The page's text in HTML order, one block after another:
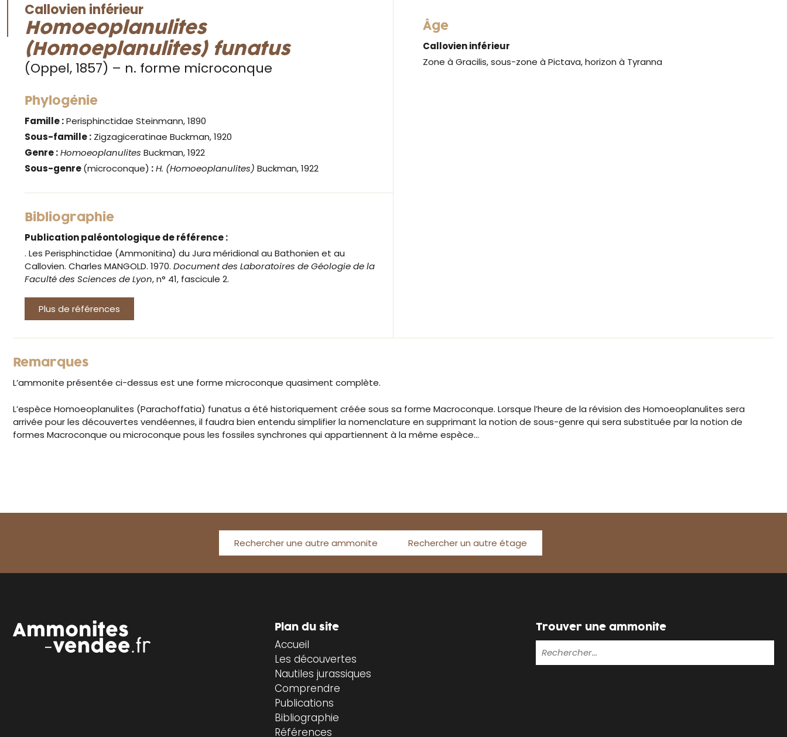
Callovien inférieur
Homoeoplanulites
(Homoeplanulites) funatus
(Oppel, 1857) – n. forme microconque
Phylogénie
Famille :Perisphinctidae Steinmann, 1890
Sous-famille : Zigzagiceratinae Buckman, 1920
Genre:Homoeoplanulites Buckman, 1922
Sous-genre(microconque) :H. (Homoeoplanulites) Buckman, 1922
Bibliographie
Publication paléontologique de référence :
. Les Perisphinctidae (Ammonitina) du Jura méridional au Bathonien et au
Callovien. Charles MANGOLD. 1970. Document des Laboratoires de Géologie de la
Faculté des Sciences de Lyon, n° 41, fascicule 2.
Plus de références
Âge
Callovien inférieur
Zone à Gracilis, sous-zone à Pictava, horizon à Tyranna
Remarques
L’ammonite présentée ci-dessus est une forme microconque quasiment complète.
L’espèce Homoeoplanulites (Parachoffatia) funatus a été historiquement créée sous sa forme Macroconque. Lorsque l’heure de la révision des Homoeoplanulites sera
arrivée pour les découvertes vendéennes, il faudra bien entendu simplifier la nomenclature en supprimant la notion de sous-genre qui sera substituée par la notion de
formes Macroconque ou microconque pous les fossiles synchrones qui appartiennent à la même espèce…
Rechercher une autre ammonite Rechercher un autre étage
Plan du site
Accueil
Les découvertes
Nautiles jurassiques
Comprendre
Publications
Bibliographie
Références
Trouver une ammonite